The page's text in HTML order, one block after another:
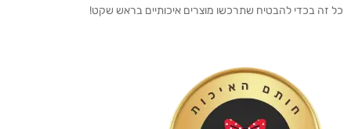
כל זה בכדי להבטיח שתרכשו מוצרים איכותיים בראש שקט!